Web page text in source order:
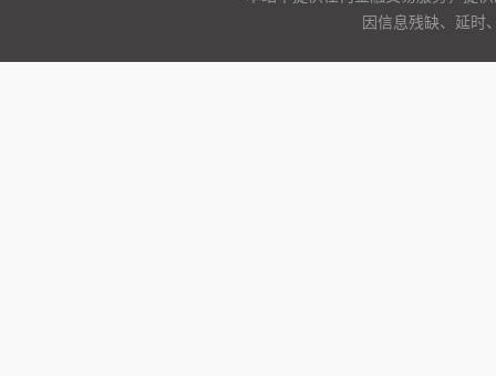
因信息残缺、延时